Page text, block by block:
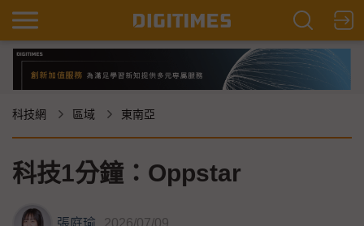
科技網 區域 東南亞
科技1分鐘：Oppstar